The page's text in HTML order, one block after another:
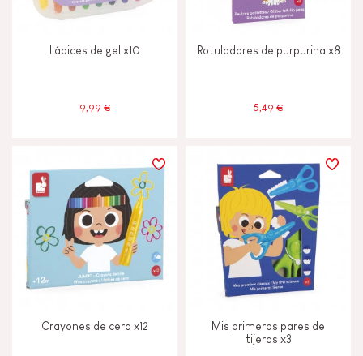
Lápices de gel x10
9,99 €
Rotuladores de purpurina x8
5,49 €
Crayones de cera x12
Mis primeros pares de
tijeras x3